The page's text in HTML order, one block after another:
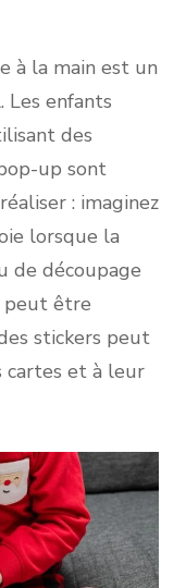
à la main est un
Les enfants
des
up sont
: imaginez
lorsque la
de découpage
peut être
stickers peut
cartes et à leur